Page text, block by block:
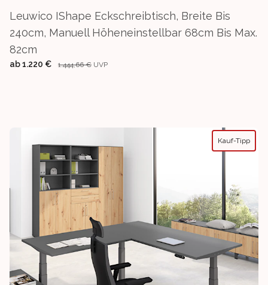
Leuwico IShape Eckschreibtisch, Breite Bis
240cm, Manuell Höheneinstellbar 68cm Bis Max.
82cm
ab1.220 € 1.444,66 € UVP
Kauf-Tipp